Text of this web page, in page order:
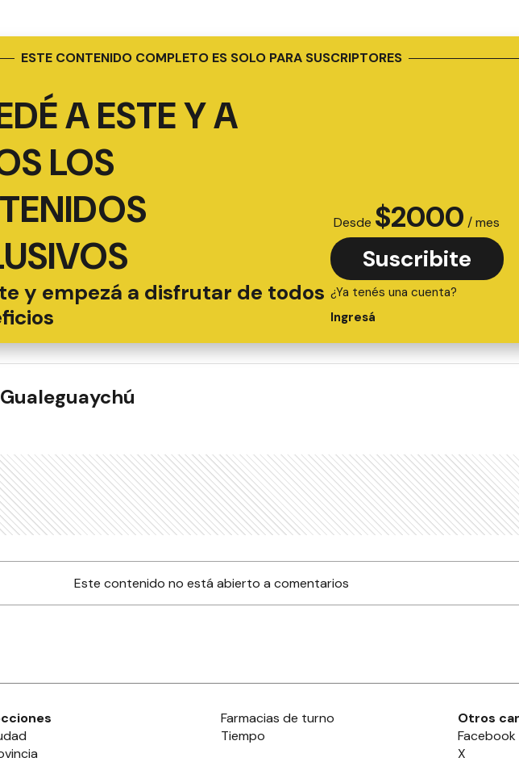
ESTE CONTENIDO COMPLETO ES SOLO PARA SUSCRIPTORES
A ESTE Y A
LOS
y empezá a disfrutar de todos
Desde $2000 / mes
Suscribite
¿Ya tenés una cuenta?
Ingresá
Este contenido no está abierto a comentarios
Farmacias de turno
Tiempo
Otros
Facebook
X